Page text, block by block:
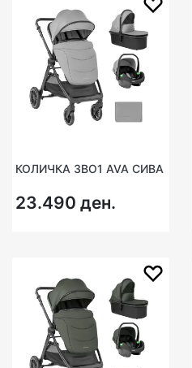
КОЛИЧКА 3ВО1 AVA СИВА
23.490 ден.